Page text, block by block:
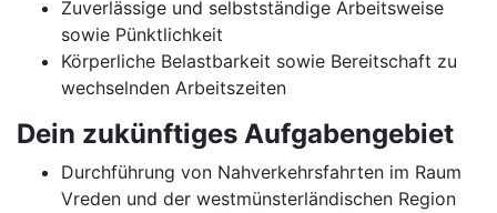
Zuverlässige und selbstständige Arbeitsweise
sowie Pünktlichkeit
Körperliche Belastbarkeit sowie Bereitschaft zu
wechselnden Arbeitszeiten
Dein zukünftiges Aufgabengebiet
Durchführung von Nahverkehrsfahrten im Raum
Vreden und der westmünsterländischen Region